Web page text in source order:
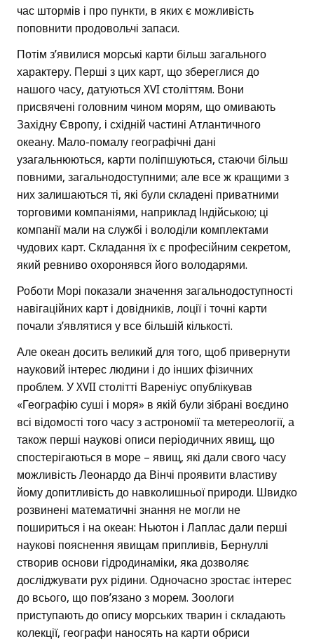
час штормів і про пункти, в яких є можливість
поповнити продовольчі запаси.
Потім з’явилися морські карти більш загального
характеру. Перші з цих карт, що збереглися до
нашого часу, датуються XVI століттям. Вони
присвячені головним чином морям, що омивають
Західну Європу, і східній частині Атлантичного
океану. Мало-помалу географічні дані
узагальнюються, карти поліпшуються, стаючи більш
повними, загальнодоступними; але все ж кращими з
них залишаються ті, які були складені приватними
торговими компаніями, наприклад Індійською; ці
компанії мали на службі і володіли комплектами
чудових карт. Складання їх є професійним секретом,
який ревниво охоронявся його володарями.
Роботи Морі показали значення загальнодоступності
навігаційних карт і довідників, лоції і точні карти
почали з’являтися у все більшій кількості.
Але океан досить великий для того, щоб привернути
науковий інтерес людини і до інших фізичних
проблем. У XVII столітті Вареніус опублікував
«Географію суші і моря» в якій були зібрані воєдино
всі відомості того часу з астрономії та метереології, а
також перші наукові описи періодичних явищ, що
спостерігаються в море – явищ, які дали свого часу
можливість Леонардо да Вінчі проявити властиву
йому допитливість до навколишньої природи. Швидко
розвинені математичні знання не могли не
пошириться і на океан: Ньютон і Лаплас дали перші
наукові пояснення явищам припливів, Бернуллі
створив основи гідродинаміки, яка дозволяє
досліджувати рух рідини. Одночасно зростає інтерес
до всього, що пов’язано з морем. Зоологи
приступають до опису морських тварин і складають
колекції, географи наносять на карти обриси